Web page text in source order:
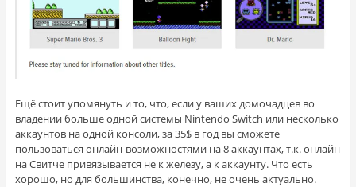
Ещё стоит упомянуть и то, что, если у ваших домочадцев во
владении больше одной системы Nintendo Switch или несколько
аккаунтов на одной консоли, за 35$ в год вы сможете
пользоваться онлайн-возможностями на 8 аккаунтах, т.к. онлайн
на Свитче привязывается не к железу, а к аккаунту. Что есть
хорошо, но для большинства, конечно, не очень актуально.